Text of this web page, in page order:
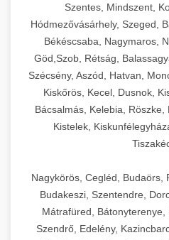
Szentes, Mindszent,
Hódmezővásárhely, Szeged,
Békéscsaba, Nagymaros,
Göd,Szob, Rétság,
Szécsény, Aszód, Hatvan,
Kiskőrös, Kecel, Dusnok,
Bácsalmás, Kelebia, Röszke,
Kistelek,
Nagykörös, Cegléd, Budaörs,
Budakeszi, Szentendre,
Mátrafüred, Bátonyterenye,
Szendrő, Edelény,